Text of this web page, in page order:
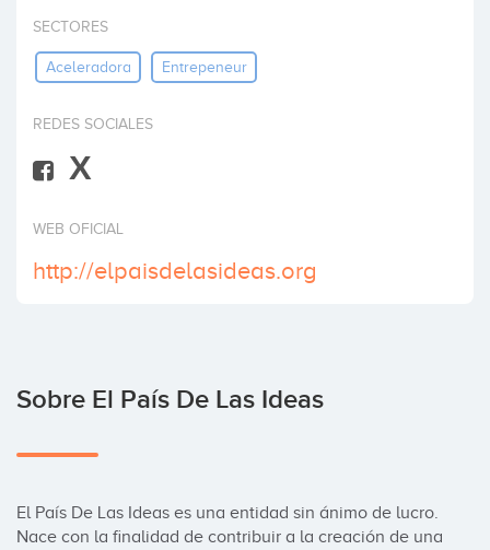
Invertir
SECTORES
Aceleradora Entrepeneur
REDES SOCIALES
X
WEB OFICIAL
http://elpaisdelasideas.org
Sobre El País De Las Ideas
El País De Las Ideas es una entidad sin ánimo de lucro.
Nace con la finalidad de contribuir a la creación de una